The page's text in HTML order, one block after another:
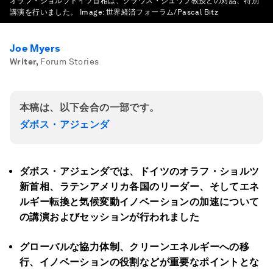
講演を行いました。
Image: 世界経済フォーラム/Pascal Bitz
Joe Myers
Writer, Forum Stories
本稿は、以下会合の一部です。
ダボス・アジェンダ
ダボス・アジェンダでは、ドイツのオラフ・ショルツ
新首相、ラテンアメリカ各国のリーダー、そしてエネ
ルギー転換と気候変動イノベーションの加速について
の講演およびセッションが行われました
グローバルな協力体制、クリーンエネルギーへの移
行、イノベーションの役割などが重要なポイントとな